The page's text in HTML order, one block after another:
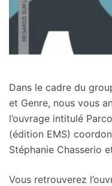
Dans le cadre du
et Genre, nous vous
l’ouvrage intitulé
(édition EMS)
Stéphanie Chasserio
Vous retrouverez